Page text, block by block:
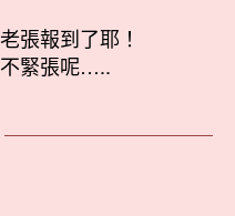
張報到了耶！
緊張呢…..